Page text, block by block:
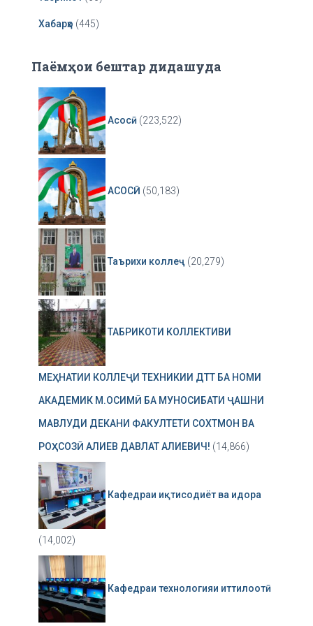
Хабарҳо (445)
Паёмҳои бештар дидашуда
Асосӣ (223,522)
АСОСӢ (50,183)
Таърихи коллеҷ (20,279)
ТАБРИКОТИ КОЛЛЕКТИВИ
МЕҲНАТИИ КОЛЛЕҶИ ТЕХНИКИИ ДТТ БА НОМИ
АКАДЕМИК М.ОСИМӢ БА МУНОСИБАТИ ҶАШНИ
МАВЛУДИ ДЕКАНИ ФАКУЛТЕТИ СОХТМОН ВА
РОҲСОЗӢ АЛИЕВ ДАВЛАТ АЛИЕВИЧ! (14,866)
Кафедраи иқтисодиёт ва идора
(14,002)
Кафедраи технологияи иттилоотӣ